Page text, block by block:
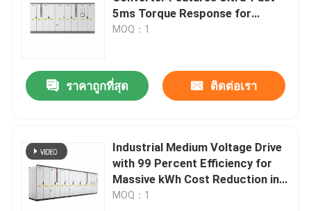
5ms Torque Response for
Demanding Applications
MOQ：1
ราคาถูกที่สุด ติดต่อเรา
Industrial Medium Voltage Drive
with 99 Percent Efficiency for
Massive kWh Cost Reduction in
Heavy Industries
MOQ：1